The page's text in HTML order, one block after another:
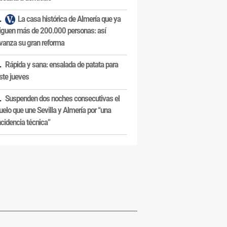
La casa histórica de Almería que ya
más de 200.000 personas: así
su gran reforma
Rápida y sana: ensalada de patata para
jueves
Suspenden dos noches consecutivas el
que une Sevilla y Almería por “una
técnica”